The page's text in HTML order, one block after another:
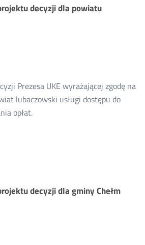
decyzji dla powiatu
Prezesa UKE wyrażającej zgodę na
lubaczowski usługi dostępu do
opłat.
decyzji dla gminy Chełm